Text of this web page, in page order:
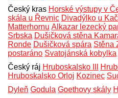
Český kras Horské výstupy v
skála u Řevnic Divadýlko u
Matterhornu Alkazar lezecký
Srbska Dušičková stěna
Ronde Dušičková spára Stěna
postaráno Svatojánská kobylka
Český ráj Hruboskalsko III
Hruboskalsko Orloj Kozinec
Dyleň Godula Goethovy skály